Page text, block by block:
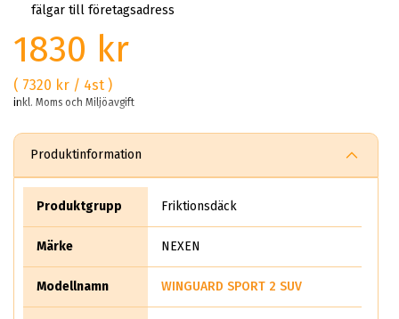
fälgar till företagsadress
1830 kr
( 7320 kr / 4st )
inkl. Moms och Miljöavgift
Produktinformation
Produktgrupp Friktionsdäck
Märke NEXEN
Modellnamn WINGUARD SPORT 2 SUV